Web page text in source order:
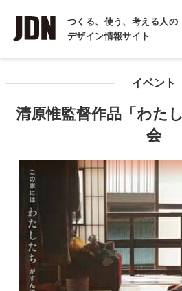
つくる、使う、考える人の
デザイン情報サイト
INTERVIEW
インタビュー
イベント
清原惟監督作品「わた
会